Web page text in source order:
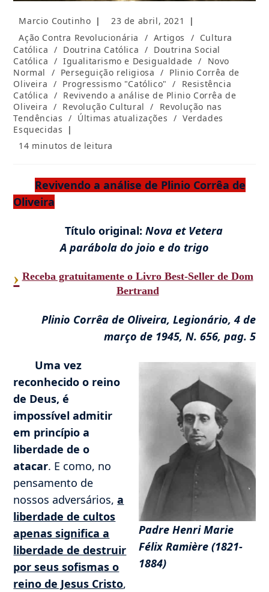
Autor
post:
Marcio Coutinho
Post
23 de abril, 2021
Categoria
do
post:
Ação Contra Revolucionária / Artigos / Cultura
Católica / Doutrina Católica / Doutrina Social
Católica / Igualitarismo e Desigualdade /
Novo
Normal
/ Perseguição religiosa / Plinio Corrêa de
Oliveira / Progressismo "Católico" /
Resistência
Católica / Revivendo a análise de Plinio Corrêa de
Oliveira / Revolução Cultural /
Revolução nas
Tendências / Últimas atualizações / Verdades
Esquecidas
Tempo
14 minutos de leitura
Revivendo a análise de Plinio Corrêa de
Oliveira
Título original: Nova et Vetera
A parábola do joio e do trigo
› Receba gratuitamente o Livro Best-Seller de Dom
Bertrand
Plinio Corrêa de Oliveira, Legionário, 4 de
março de 1945, N. 656, pag. 5
Padre Henri Marie
Félix Ramière (1821-
1884)
Uma vez
reconhecido o reino
de Deus, é
impossível admitir
em princípio a
liberdade de o
atacar. E como, no
pensamento de
nossos adversários,a
liberdade de cultos
apenas significa a
liberdade de destruir
por seus sofismas o
reino de Jesus Cristo,